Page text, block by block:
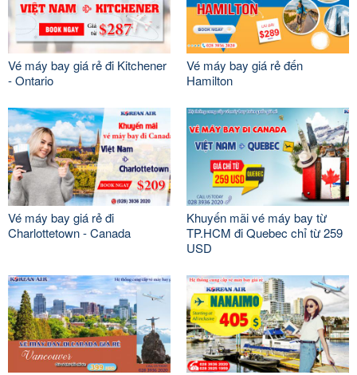
Vé máy bay giá rẻ đi Kitchener
- Ontario
Vé máy bay giá rẻ đến
Hamilton
Vé máy bay giá rẻ đi
Charlottetown - Canada
Khuyến mãi vé máy bay từ
TP.HCM đi Quebec chỉ từ 259
USD